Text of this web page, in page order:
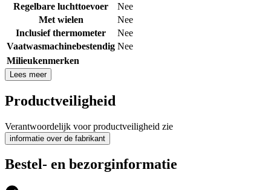
Regelbare luchttoevoer
Nee
Met wielen
Nee
Inclusief thermometer
Nee
Vaatwasmachinebestendig Nee
Milieukenmerken
Lees meer
Productveiligheid
Verantwoordelijk voor productveiligheid zie
informatie over de fabrikant
Bestel- en bezorginformatie